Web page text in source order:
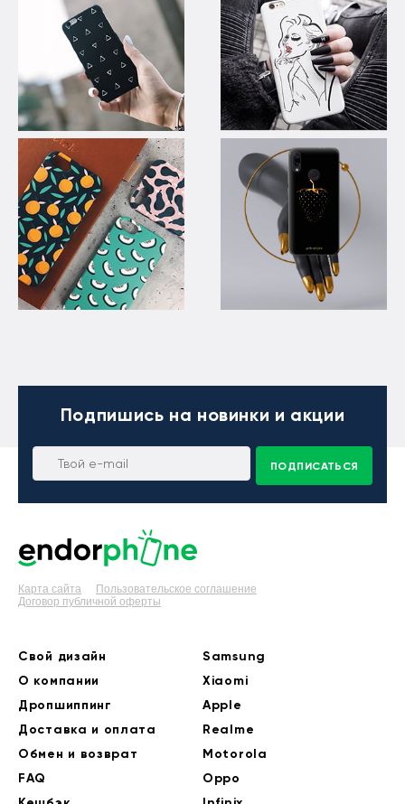
Подпишись на новинки и акции
ПОДПИСАТЬСЯ
Карта сайта
Пользовательское соглашение
Договор публичной оферты
Свой дизайн
О компании
Дропшиппинг
Доставка и оплата
Обмен и возврат
FAQ
Samsung
Xiaomi
Apple
Realme
Motorola
Oppo